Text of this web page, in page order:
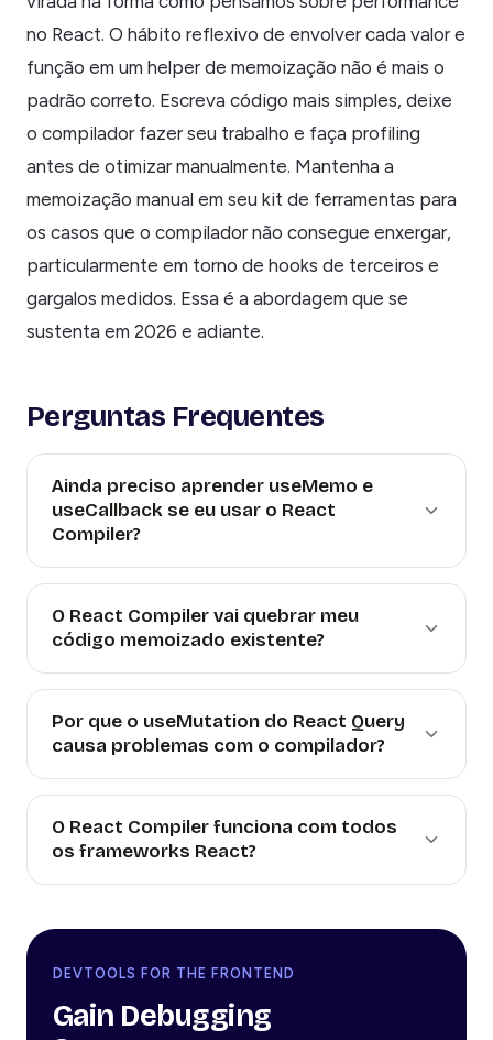
no React. O hábito reflexivo de envolver cada valor e
função em um helper de memoização não é mais o
padrão correto. Escreva código mais simples, deixe
o compilador fazer seu trabalho e faça profiling
antes de otimizar manualmente. Mantenha a
memoização manual em seu kit de ferramentas para
os casos que o compilador não consegue enxergar,
particularmente em torno de hooks de terceiros e
gargalos medidos. Essa é a abordagem que se
sustenta em 2026 e adiante.
Perguntas Frequentes
Ainda preciso aprender useMemo e
useCallback se eu usar o React
Compiler?
O React Compiler vai quebrar meu
código memoizado existente?
Por que o useMutation do React Query
causa problemas com o compilador?
O React Compiler funciona com todos
os frameworks React?
DEVTOOLS FOR THE FRONTEND
Gain Debugging